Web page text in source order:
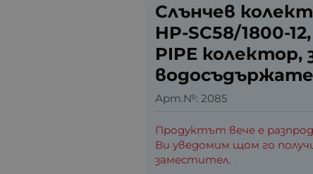
Слънчев
HP-SC58/1800-
PIPE колектор,
Арт.№: 2085
Продуктът вече е
Ви уведомим щом го
заместител.